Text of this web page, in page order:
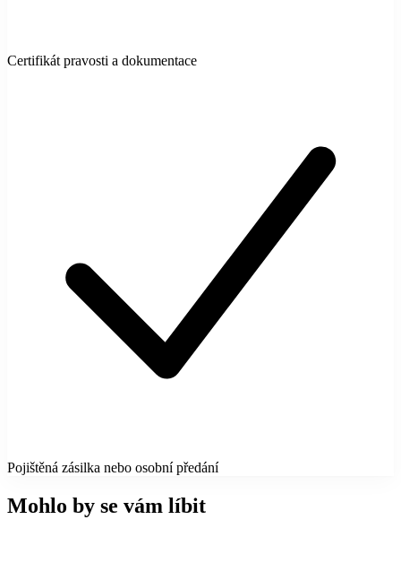
Certifikát pravosti a dokumentace
Pojištěná zásilka nebo osobní předání
Mohlo by se vám líbit